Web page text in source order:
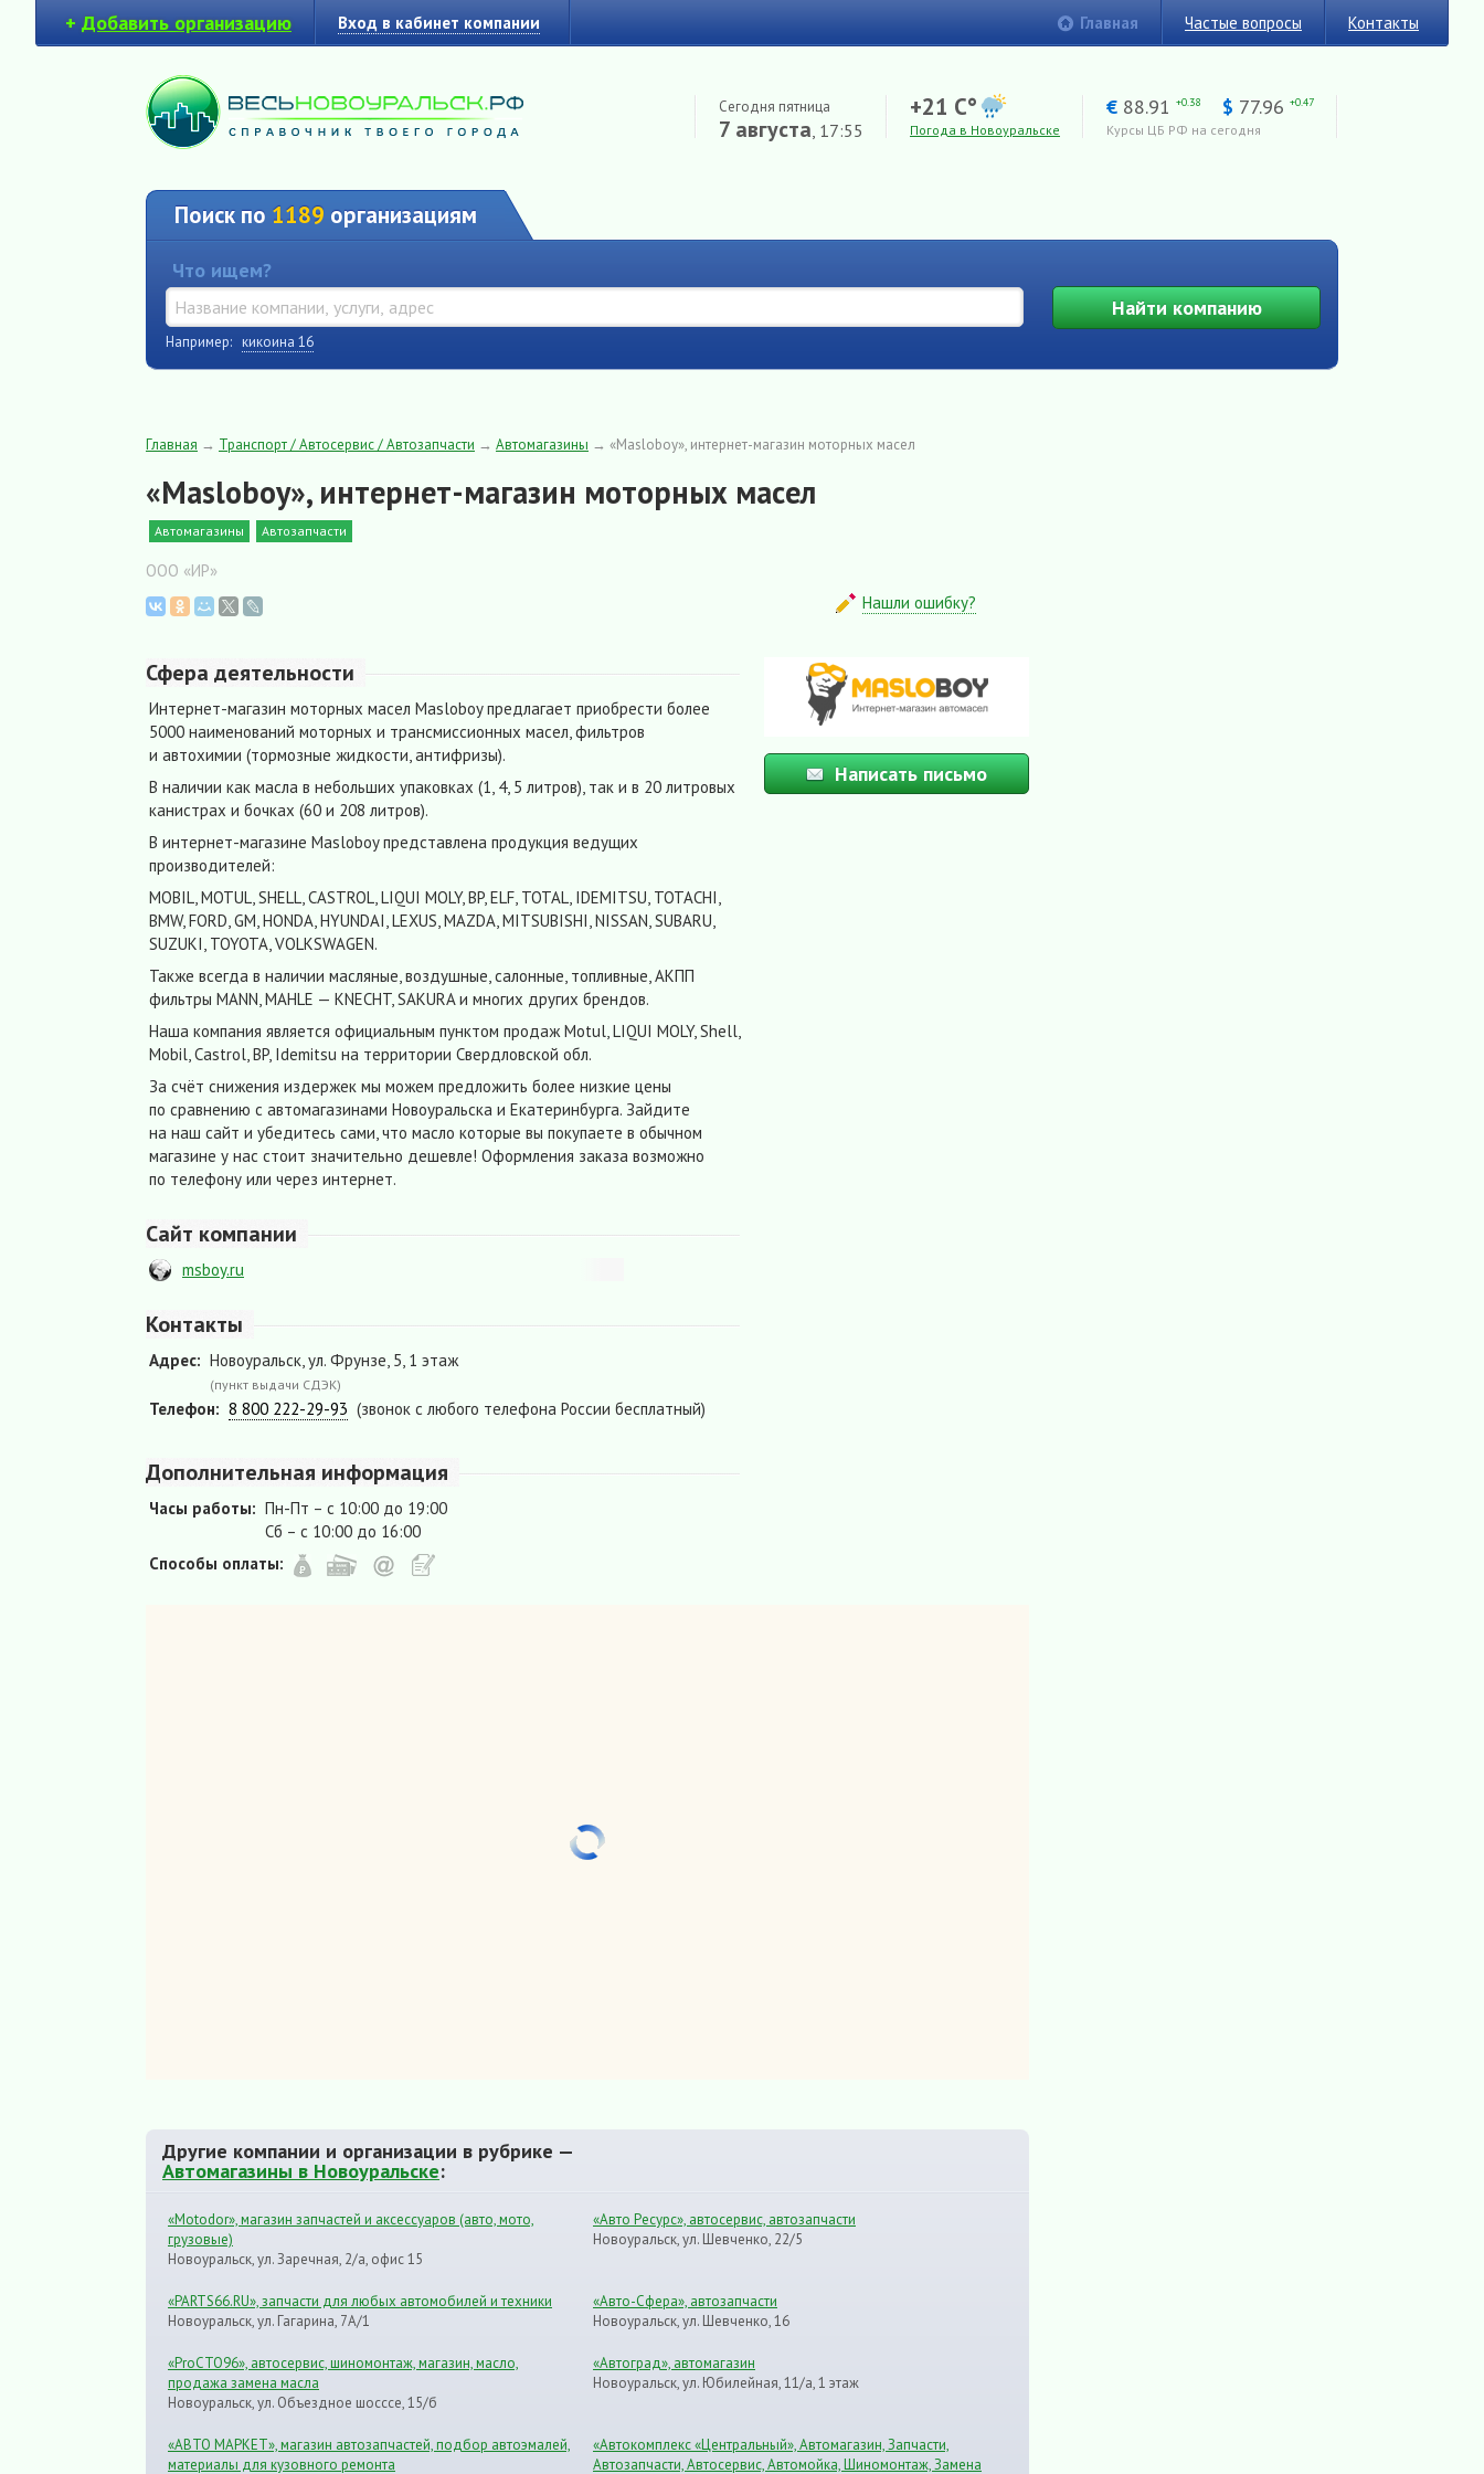
+ Добавить организацию Вход в кабинет компании Главная Частые вопросы Контакты
Сегодня пятница
7 августа, 17:55
+21 C°
Погода в Новоуральске
€ 88.91 +0.38 $ 77.96 +0.47
Курсы ЦБ РФ на сегодня
Поиск по 1189 организациям
Что ищем?
Найтикомпанию
Например: кикоина 16
Главная → Транспорт / Автосервис / Автозапчасти → Автомагазины → «Masloboy», интернет-магазин моторных масел
«Masloboy», интернет-магазин моторных масел
Автомагазины Автозапчасти
ООО «ИР»
Нашли ошибку?
Сфера деятельности
Интернет-магазин моторных масел Masloboy предлагает приобрести более
5000 наименований моторных и трансмиссионных масел, фильтров
и автохимии (тормозные жидкости, антифризы).
В наличии как масла в небольших упаковках (1, 4, 5 литров), так и в 20 литровых
канистрах и бочках (60 и 208 литров).
В интернет-магазине Masloboy представлена продукция ведущих
производителей:
MOBIL, MOTUL, SHELL, CASTROL, LIQUI MOLY, BP, ELF, TOTAL, IDEMITSU, TOTACHI,
BMW, FORD, GM, HONDA, HYUNDAI, LEXUS, MAZDA, MITSUBISHI, NISSAN, SUBARU,
SUZUKI, TOYOTA, VOLKSWAGEN.
Также всегда в наличии масляные, воздушные, салонные, топливные, АКПП
фильтры MANN, MAHLE — KNECHT, SAKURA и многих других брендов.
Наша компания является официальным пунктом продаж Motul, LIQUI MOLY, Shell,
Mobil, Castrol, BP, Idemitsu на территории Свердловской обл.
За счёт снижения издержек мы можем предложить более низкие цены
по сравнению с автомагазинами Новоуральска и Екатеринбурга. Зайдите
на наш сайт и убедитесь сами, что масло которые вы покупаете в обычном
магазине у нас стоит значительно дешевле! Оформления заказа возможно
по телефону или через интернет.
Сайт компании
msboy.ru
Контакты
Адрес: Новоуральск, ул. Фрунзе, 5, 1 этаж
(пункт выдачи СДЭК)
Телефон: 8 800 222-29-93 (звонок с любого телефона России бесплатный)
Дополнительная информация
Часы работы: Пн-Пт – с 10:00 до 19:00
Сб – с 10:00 до 16:00
Способы оплаты:
Написать письмо
Другие компании и организации в рубрике —
Автомагазины в Новоуральске:
«Motodor», магазин запчастей и аксессуаров (авто, мото,
грузовые)
Новоуральск, ул. Заречная, 2/а, офис 15
«Авто Ресурс», автосервис, автозапчасти
Новоуральск, ул. Шевченко, 22/5
«PARTS66.RU», запчасти для любых автомобилей и техники
Новоуральск, ул. Гагарина, 7А/1
«Авто-Сфера», автозапчасти
Новоуральск, ул. Шевченко, 16
«ProCTO96», автосервис, шиномонтаж, магазин, масло,
продажа замена масла
Новоуральск, ул. Объездное шосссе, 15/б
«Автоград», автомагазин
Новоуральск, ул. Юбилейная, 11/а, 1 этаж
«АВТО МАРКЕТ», магазин автозапчастей, подбор автоэмалей,
материалы для кузовного ремонта
«Автокомплекс «Центральный», Автомагазин, Запчасти,
Автозапчасти, Автосервис, Автомойка, Шиномонтаж, Замена